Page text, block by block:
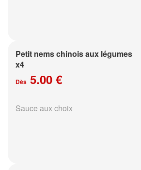
Petit nems chinois aux légumes
x4
Dès 5.00 €
Sauce aux choix